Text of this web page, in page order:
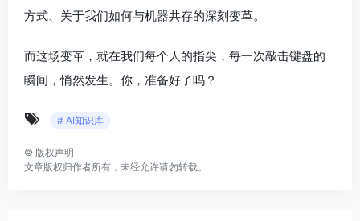
方式、关于我们如何与机器共存的深刻变革。
而这场变革，就在我们每个人的指尖，每一次敲击键盘的
瞬间，悄然发生。你，准备好了吗？
# AI知识库
© 版权声明
文章版权归作者所有，未经允许请勿转载。